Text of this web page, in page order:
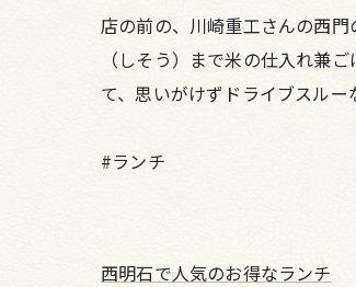
店の前の、川崎重工さんの西
（しそう）まで米の仕入れ兼
て、思いがけずドライブスル
#ランチ
西明石で人気のお得なランチ